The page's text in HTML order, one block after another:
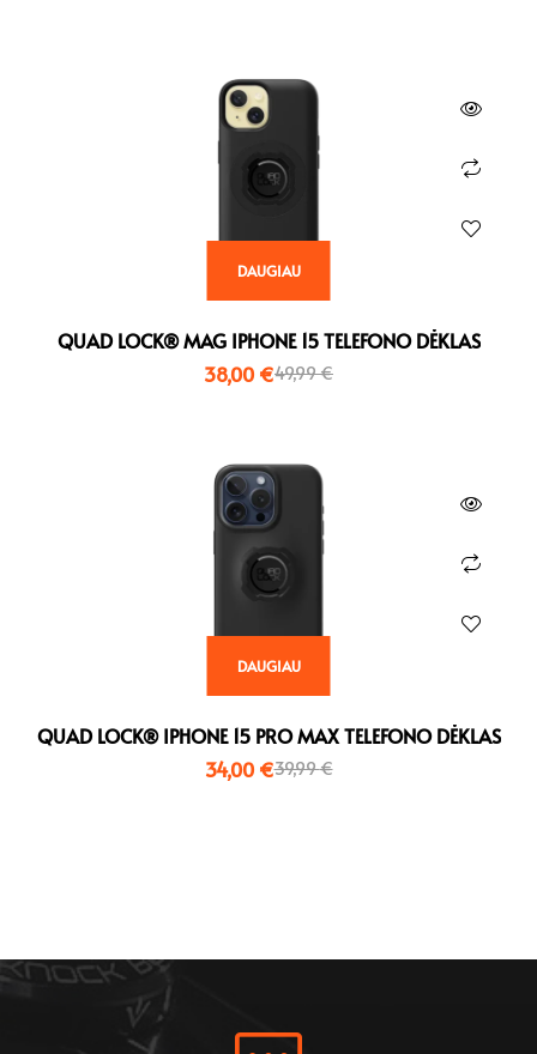
DAUGIAU
QUAD LOCK® MAG IPHONE 15 TELEFONO DĖKLAS
49,99€
38,00 €
DAUGIAU
QUAD LOCK® IPHONE 15 PRO MAX TELEFONO DĖKLAS
39,99€
34,00 €